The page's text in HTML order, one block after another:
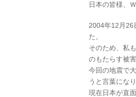
日本の皆様、
2004年12月26
た。
そのため、私
のもたらす被
今回の地震で
うと言葉にな
現在日本が直